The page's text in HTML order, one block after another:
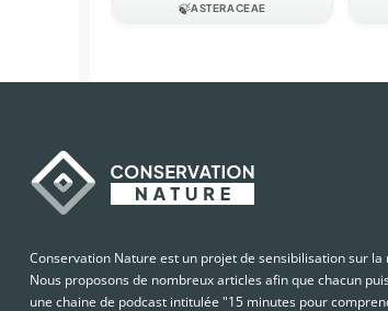
🍃ASTERACEAE
Conservation Nature est un projet de sensibilisation sur
Nous proposons de nombreux articles afin que chacun
une chaine de podcast intitulée "15 minutes pour